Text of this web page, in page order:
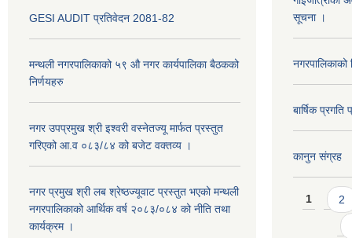
GESI AUDIT प्रतिवेदन 2081-82
मन्थली नगरपालिकाको ५९ औ नगर कार्यपालिका बैठकको
निर्णयहरु
नगर उपप्रमुख श्री इश्वरी वस्नेतज्यू मार्फत प्रस्तुत
गरिएको आ.व ०८३/८४ को बजेट वक्तव्य ।
नगर प्रमुख श्री लब श्रेष्ठज्यूवाट प्रस्तुत भएको मन्थली
नगरपालिकाको आर्थिक वर्ष २०८३/०८४ को नीति तथा
कार्यक्रम ।
सूचना ।
नगरपालिकाको
बार्षिक
कानुन संग्रह
Pages
1 2